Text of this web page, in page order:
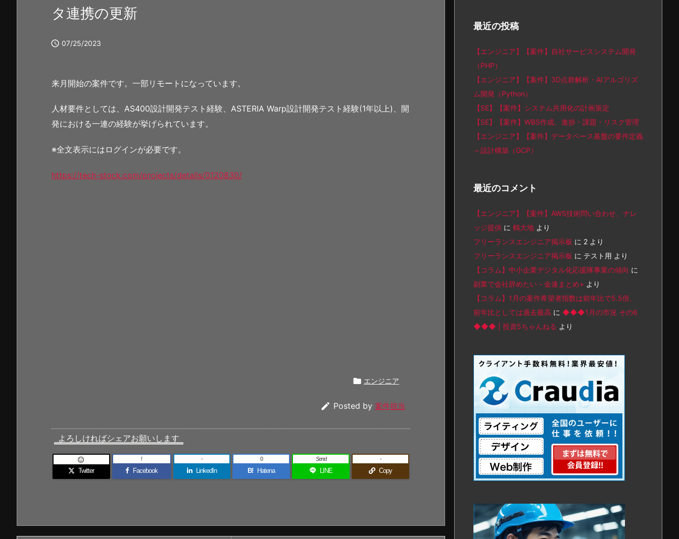
タ連携の更新
 07/25/2023
来月開始の案件です。一部リモートになっています。
人材要件としては、AS400設計開発テスト経験、ASTERIA Warp設計開発テスト経験(1年以上)、開
発における一連の経験が挙げられています。
※全文表示にはログインが必要です。
https://tech-stock.com/projects/details/0120830/
 エンジニア
 Posted by 案件担当
よろしければシェアお願いします
Twitter

Facebook
!
LinkedIn
-
B! Hatena
0
LINE
Send
Copy
-
最近の投稿
【エンジニア】【案件】自社サービスシステム開発
（PHP）
【エンジニア】【案件】3D点群解析・AIアルゴリズ
ム開発（Python）
【SE】【案件】システム共用化の計画策定
【SE】【案件】WBS作成、進捗・課題・リスク管理
【エンジニア】【案件】データベース基盤の要件定義
～設計構築（GCP）
最近のコメント
【エンジニア】【案件】AWS技術問い合わせ、ナレ
ッジ提供 に 鶴大地 より
フリーランスエンジニア掲示板 に 2 より
フリーランスエンジニア掲示板 に テスト用 より
【コラム】中小企業デジタル化応援隊事業の傾向 に
副業で会社辞めたい - 金速まとめ+ より
【コラム】1月の案件希望者指数は前年比で5.5倍、
前年比としては過去最高 に ◆◆◆1月の市況 その6
◆◆◆ | 投資5ちゃんねる より